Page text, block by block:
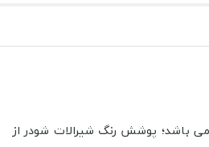
می باشد؛ پوشش رنگ شیرالات شودر از